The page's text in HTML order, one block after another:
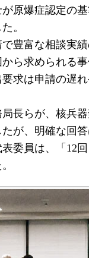
原爆症認定の
。
豊富な相談実
ら求められる
求は申請の遅
長らが、核兵
が、明確な回答
委員は、「12